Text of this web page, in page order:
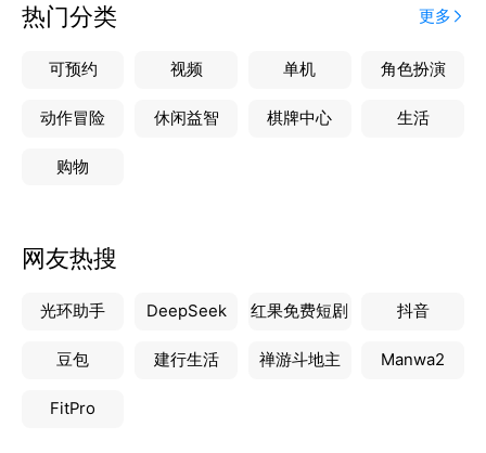
热门分类 更多
可预约 视频 单机 角色扮演
动作冒险 休闲益智 棋牌中心 生活
购物
网友热搜
光环助手 DeepSeek 红果免费短剧 抖音
豆包 建行生活 禅游斗地主 Manwa2
FitPro